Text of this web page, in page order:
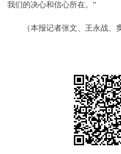
我们的决心和信心所在。”
（本报记者张文、王永战、窦